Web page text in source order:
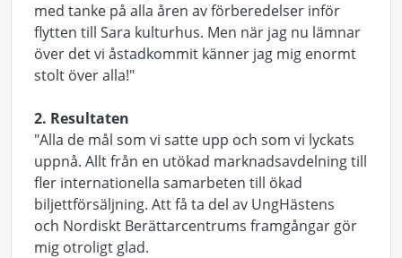
med tanke på alla åren av förberedelser inför
flytten till Sara kulturhus. Men när jag nu lämnar
över det vi åstadkommit känner jag mig enormt
stolt över alla!"
2. Resultaten
"Alla de mål som vi satte upp och som vi lyckats
uppnå. Allt från en utökad marknadsavdelning till
fler internationella samarbeten till ökad
biljettförsäljning. Att få ta del av UngHästens
och Nordiskt Berättarcentrums framgångar gör
mig otroligt glad.